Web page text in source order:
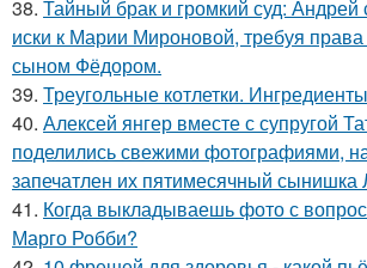
38. Тайный брак и громкий суд: Андрей
иски к Марии Мироновой, требуя права
сыном Фёдором.
39. Треугольные котлетки.
40. Алексей янгер вместе с супругой
поделились свежими фотографиями,
запечатлен их пятимесячный сынишка
41. Когда выкладываешь фото с
Марго Робби?